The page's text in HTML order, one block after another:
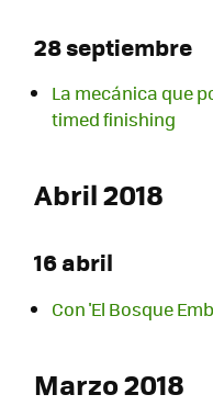
28 septiembre
La mecánica que
timed finishing
Abril 2018
16 abril
Con 'El Bosque
Marzo 2018